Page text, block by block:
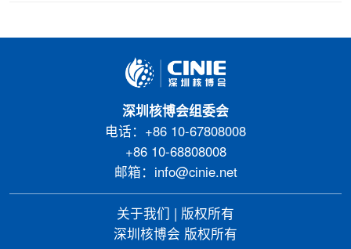
深圳核博会组委会
电话：+86 10-67808008
+86 10-68808008
邮箱：info@cinie.net
关于我们
版权所有
深圳核博会 版权所有